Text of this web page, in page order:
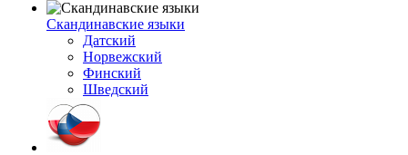
Скандинавские языки
Датский
Норвежский
Финский
Шведский